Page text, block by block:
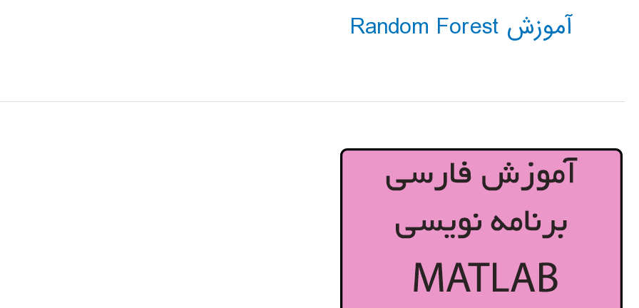
آموزش Random Forest